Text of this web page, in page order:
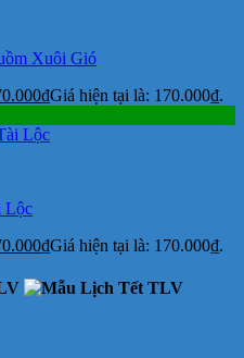
Xuôi Gió
₫Giá hiện tại là: 170.000₫.
Lộc
₫Giá hiện tại là: 170.000₫.